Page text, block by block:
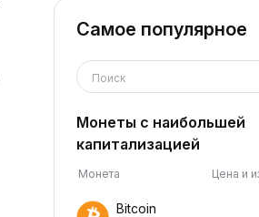
Самое популярное
Поиск
Монеты с наибольшей
капитализацией
Монета Цена и
Bitcoin